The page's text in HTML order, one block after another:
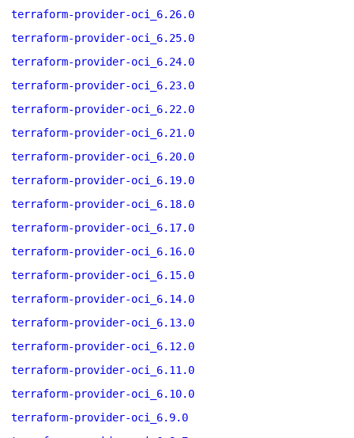
terraform-provider-oci_6.26.0
terraform-provider-oci_6.25.0
terraform-provider-oci_6.24.0
terraform-provider-oci_6.23.0
terraform-provider-oci_6.22.0
terraform-provider-oci_6.21.0
terraform-provider-oci_6.20.0
terraform-provider-oci_6.19.0
terraform-provider-oci_6.18.0
terraform-provider-oci_6.17.0
terraform-provider-oci_6.16.0
terraform-provider-oci_6.15.0
terraform-provider-oci_6.14.0
terraform-provider-oci_6.13.0
terraform-provider-oci_6.12.0
terraform-provider-oci_6.11.0
terraform-provider-oci_6.10.0
terraform-provider-oci_6.9.0